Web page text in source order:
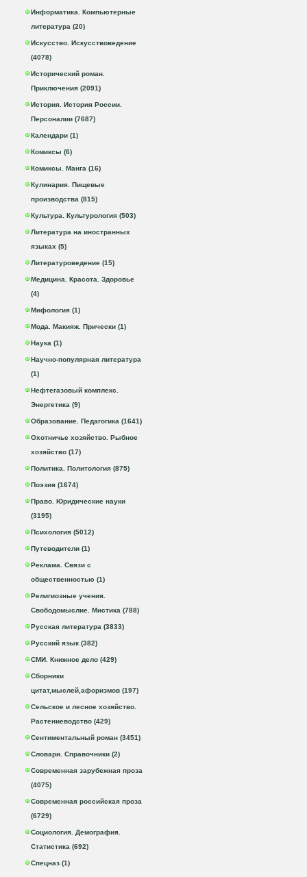
Информатика. Компьютерные
литература (20)
Искусство. Искусствоведение
(4078)
Исторический роман.
Приключения (2091)
История. История России.
Персоналии (7687)
Календари (1)
Комиксы (6)
Комиксы. Манга (16)
Кулинария. Пищевые
производства (815)
Культура. Культурология (503)
Литература на иностранных
языках (5)
Литературоведение (15)
Медицина. Красота. Здоровье
(4)
Мифология (1)
Мода. Макияж. Прически (1)
Наука (1)
Научно-популярная литература
(1)
Нефтегазовый комплекс.
Энергетика (9)
Образование. Педагогика (1641)
Охотничье хозяйство. Рыбное
хозяйство (17)
Политика. Политология (875)
Поэзия (1674)
Право. Юридические науки
(3195)
Психология (5012)
Путеводители (1)
Реклама. Связи с
общественностью (1)
Религиозные учения.
Свободомыслие. Мистика (788)
Русская литература (3833)
Русский язык (382)
СМИ. Книжное дело (429)
Сборники
цитат,мыслей,афоризмов (197)
Сельское и лесное хозяйство.
Растениеводство (429)
Сентиментальный роман (3451)
Словари. Справочники (2)
Современная зарубежная проза
(4075)
Современная российская проза
(6729)
Социология. Демография.
Статистика (692)
Спецназ (1)